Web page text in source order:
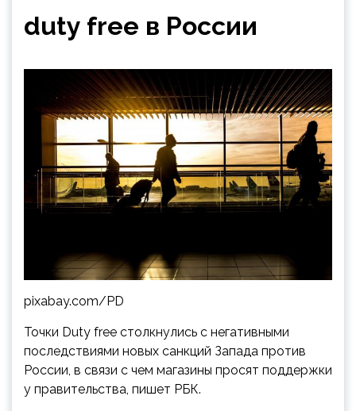
duty free в России
pixabay.com/PD
Точки Duty free столкнулись с негативными
последствиями новых санкций Запада против
России, в связи с чем магазины просят поддержки
у правительства, пишет РБК.